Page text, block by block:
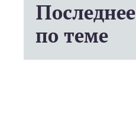
Последнее
по теме